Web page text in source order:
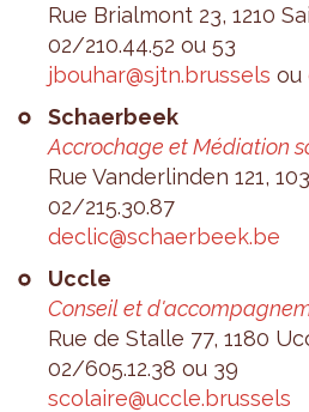
Rue Brial­mont 23, 1210
02/210.44.52 ou 53
jbou­har@​sjtn.​brussels ou
Schaer­beek
Accro­chage et Média­tion
Rue Van­der­lin­den 121,
02/215.30.87
declic@​schaerbeek.​be
Uccle
Conseil et
Rue de Stalle 77, 1180
02/605.12.38 ou 39
sco­laire@​uccle.​brussels